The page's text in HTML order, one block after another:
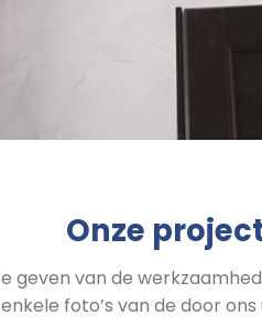
Onze
geven van de
foto’s van de door